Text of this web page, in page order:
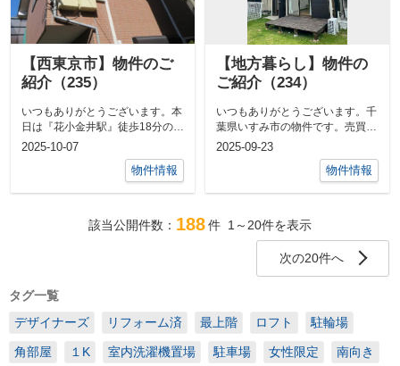
【西東京市】物件のご
紹介（235）
いつもありがとうございます。本
日は『花小金井駅』徒歩18分のロ
フト付アパートのご紹介をさせて
2025-10-07
物件情報
【地方暮らし】物件の
ご紹介（234）
いつもありがとうございます。千
葉県いすみ市の物件です。売買価
格が値下がりしました！東京駅⇔
2025-09-23
物件情報
該当公開件数： 188件 1～20件を表示
次の20件へ
タグ一覧
デザイナーズ
リフォーム済 最上階 ロフト 駐輪場
角部屋 １K 室内洗濯機置場 駐車場 女性限定 南向き